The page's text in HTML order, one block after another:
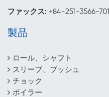
ファックス: +84-251-3566-701
製品
ロール、シャフト
スリーブ、ブッシュ
チョック
ボイラー